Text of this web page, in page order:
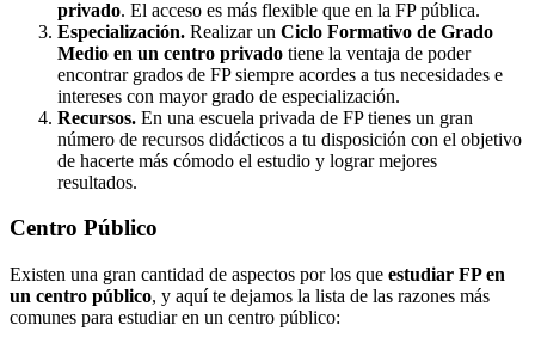
privado. El acceso es más flexible que en la FP pública.
Especialización. Realizar un Ciclo Formativo de Grado
Medio en un centro privado tiene la ventaja de poder
encontrar grados de FP siempre acordes a tus necesidades e
intereses con mayor grado de especialización.
Recursos. En una escuela privada de FP tienes un gran
número de recursos didácticos a tu disposición con el objetivo
de hacerte más cómodo el estudio y lograr mejores
resultados.
Centro Público
Existen una gran cantidad de aspectos por los que estudiar FP en
un centro público, y aquí te dejamos la lista de las razones más
comunes para estudiar en un centro público: